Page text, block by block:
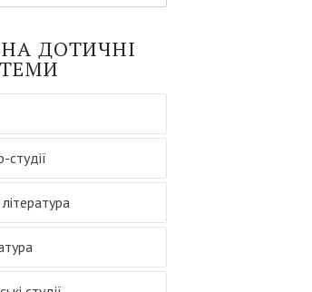
НА ДОТИЧНI
ТЕМИ
студії